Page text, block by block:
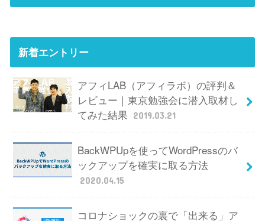
新着エントリー
アフィLAB（アフィラボ）の評判＆
レビュー｜東京勉強会に潜入取材し
てみた結果
2019.03.21
BackWPUpを使ってWordPressのバ
ックアップを確実に取る方法
2020.04.15
コロナショックの裏で「出来る」ア